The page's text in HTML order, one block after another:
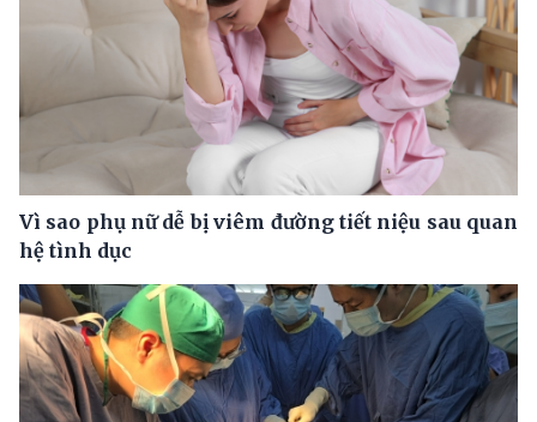
Vì sao phụ nữ dễ bị viêm đường tiết niệu sau quan
hệ tình dục